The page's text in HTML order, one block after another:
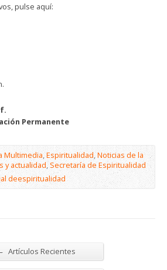
pulse aquí:
Permanente
Multimedia,Espiritualidad,Noticias de la
y actualidad,Secretaría de Espiritualidad
deespiritualidad
Artículos Recientes